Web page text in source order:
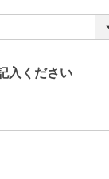
入ください